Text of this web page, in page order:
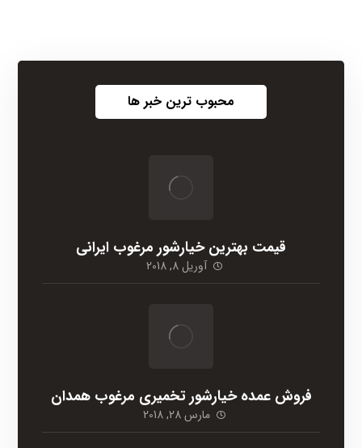
محبوب ترین خبر ها
قیمت بهترین خیارشور مرغوب ایرانی
آوریل 8, 2018
فروش عمده خیارشور تخمیری مرغوب همدان
مارس 28, 2018